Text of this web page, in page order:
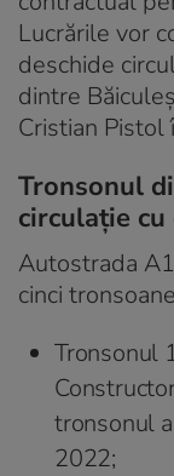
Lucrările vor
deschide
dintre
Cristian Pistol
Tronsonul
circulație
Autostrada
cinci
Tronsonul
tronsonul
2022;